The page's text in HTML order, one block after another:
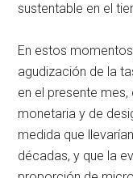
sustentable en el
En estos
agudización de la
en el presente
monetaria y de
medida que
décadas, y que la